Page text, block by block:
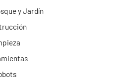
y Jardín